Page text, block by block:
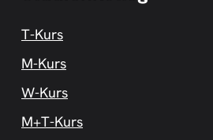
T-Kurs
M-Kurs
W-Kurs
M+T-Kurs